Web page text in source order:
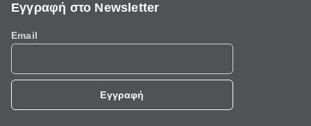
Εγγραφή στο Newsletter
Email
Εγγραφή